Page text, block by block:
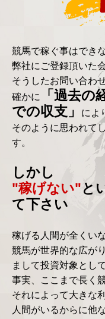
情
報
は
取
得
し
ま
せ
ん
※
お
の
SNS
ア
カ
ウ
ト
に
紐
づ
け
ら
れ
た
メ
ー
競馬で稼ぐ事はでき
弊社にご登録頂いた
そうしたお問い合わ
確かに
「過去の
での収支」
によ
そのように思われて
す。
しかし
"稼げない"と
て下さい
稼げる人間が全くい
競馬が世界的な広が
まして投資対象とし
事実、ここまで長く
それによって大きな
人間がいるからに他